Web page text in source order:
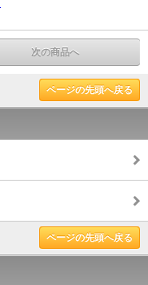
次の商品へ
ページの先頭へ戻る
ページの先頭へ戻る